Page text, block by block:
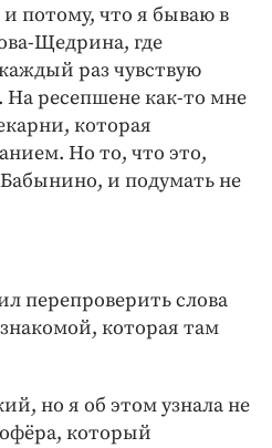
потому, что я бываю в
Щедрина, где
раз чувствую
На ресепшене как-то мне
которая
Но то, что это,
и подумать не
перепроверить слова
которая там
но я об этом узнала не
который